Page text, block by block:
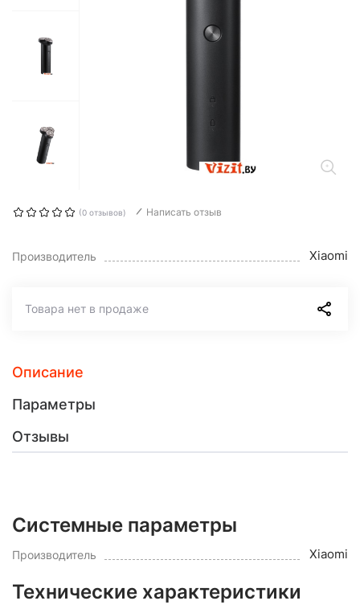
(0 отзывов) Написать отзыв
Производитель Xiaomi
Товара нет в продаже
Описание
Параметры
Отзывы
Системные параметры
Производитель Xiaomi
Технические характеристики